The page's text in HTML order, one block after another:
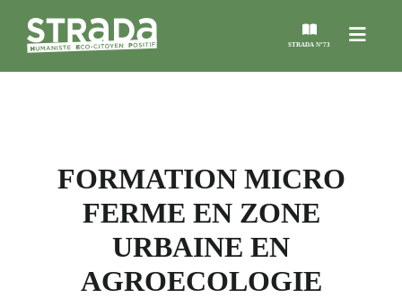
Menu
STRADA N°73
NOS THÈMES
FORMATION MICRO
FERME EN ZONE
URBAINE EN
AGROECOLOGIE